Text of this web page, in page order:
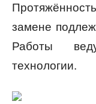
замене
Работы
технологии.